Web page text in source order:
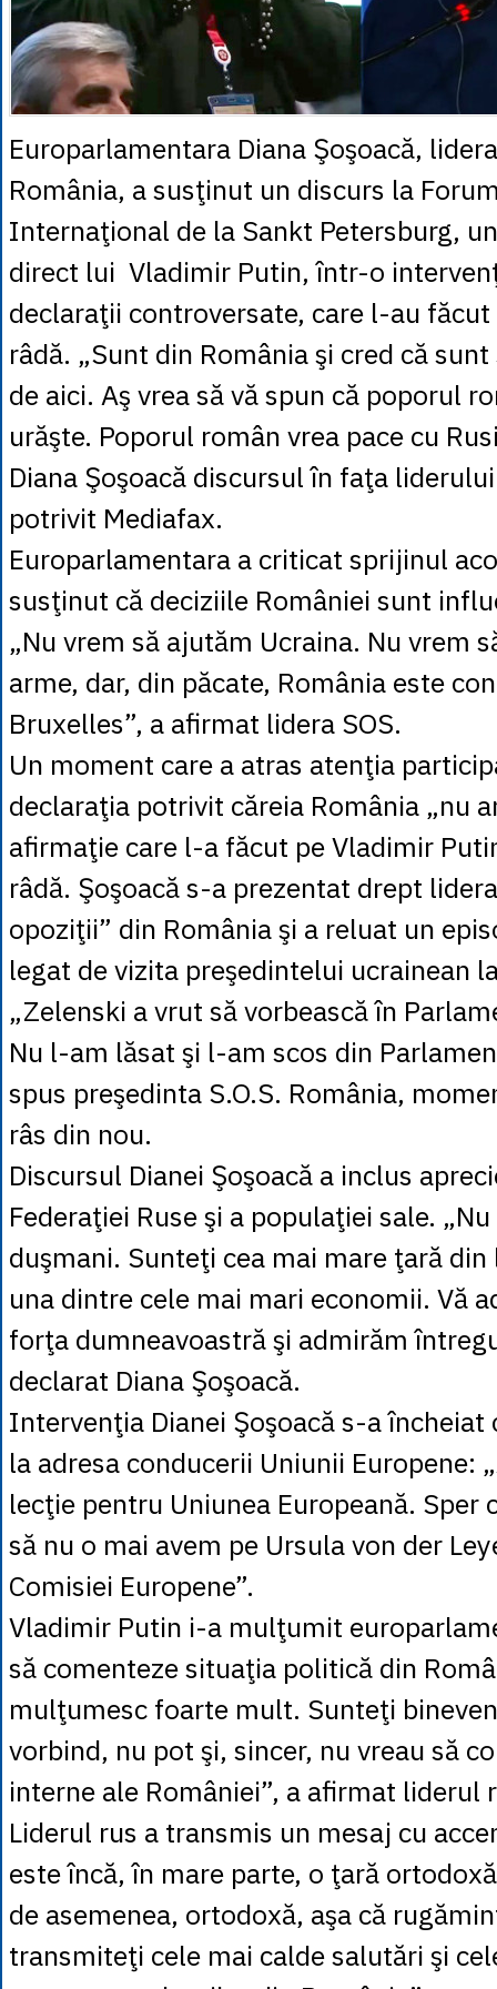
Europarlamentara Diana Şoşoacă,
România, a susţinut un discurs la
Internaţional de la Sankt Petersburg,
direct lui Vladimir Putin, într-o
declaraţii controversate, care l-au
râdă. „Sunt din România şi cred că
de aici. Aş vrea să vă spun că poporul
urăşte. Poporul român vrea pace cu
Diana Şoşoacă discursul în faţa
potrivit Mediafax.
Europarlamentara a criticat sprijinul
susţinut că deciziile României sunt
„Nu vrem să ajutăm Ucraina. Nu vrem
arme, dar, din păcate, România este
Bruxelles”, a afirmat lidera SOS.
Un moment care a atras atenţia
declaraţia potrivit căreia România „nu
afirmaţie care l-a făcut pe Vladimir
râdă. Şoşoacă s-a prezentat drept
opoziţii” din România şi a reluat un
legat de vizita preşedintelui ucrainean
„Zelenski a vrut să vorbească în
Nu l-am lăsat şi l-am scos din
spus preşedinta S.O.S. România,
râs din nou.
Discursul Dianei Şoşoacă a inclus
Federaţiei Ruse şi a populaţiei sale.
duşmani. Sunteţi cea mai mare ţară
una dintre cele mai mari economii. Vă
forţa dumneavoastră şi admirăm
declarat Diana Şoşoacă.
Intervenţia Dianei Şoşoacă s-a
la adresa conducerii Uniunii Europene:
lecţie pentru Uniunea Europeană. Sper
să nu o mai avem pe Ursula von der
Comisiei Europene”.
Vladimir Putin i-a mulţumit
să comenteze situaţia politică din
mulţumesc foarte mult. Sunteţi
vorbind, nu pot şi, sincer, nu vreau să
interne ale României”, a afirmat liderul
Liderul rus a transmis un mesaj cu
este încă, în mare parte, o ţară
de asemenea, ortodoxă, aşa că
transmiteţi cele mai calde salutări şi